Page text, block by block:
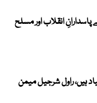
پاسدارانِ انقلاب اور مسلح
ہیں، راول شرجیل میمن